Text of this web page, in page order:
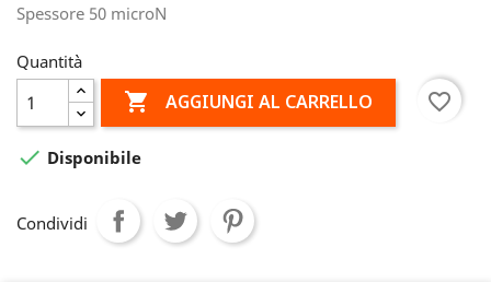
Spessore 50 microN
Quantità
 AGGIUNGI AL CARRELLO favorite_border
 Disponibile
Condividi